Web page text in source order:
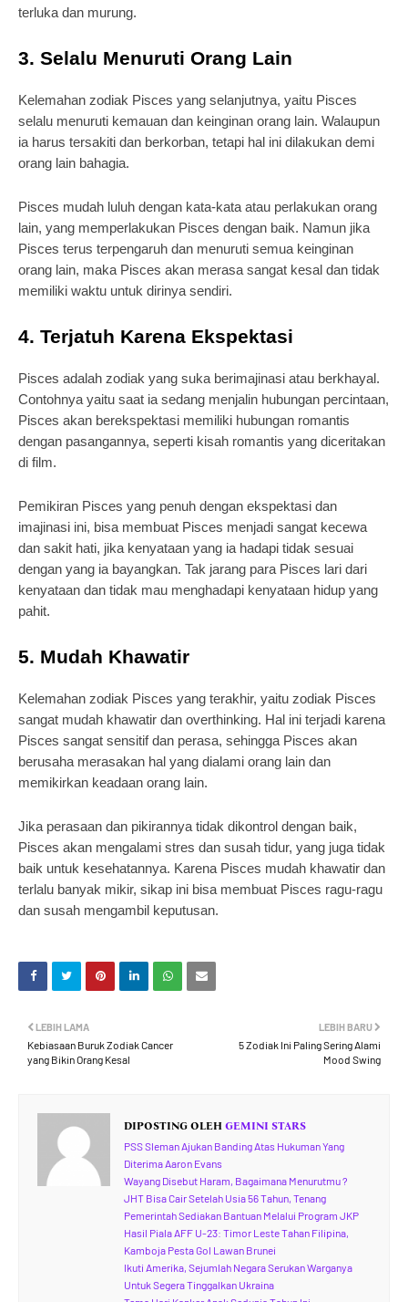
terluka dan murung.
3. Selalu Menuruti Orang Lain
Kelemahan zodiak Pisces yang selanjutnya, yaitu Pisces
selalu menuruti kemauan dan keinginan orang lain. Walaupun
ia harus tersakiti dan berkorban, tetapi hal ini dilakukan demi
orang lain bahagia.
Pisces mudah luluh dengan kata-kata atau perlakukan orang
lain, yang memperlakukan Pisces dengan baik. Namun jika
Pisces terus terpengaruh dan menuruti semua keinginan
orang lain, maka Pisces akan merasa sangat kesal dan tidak
memiliki waktu untuk dirinya sendiri.
4. Terjatuh Karena Ekspektasi
Pisces adalah zodiak yang suka berimajinasi atau berkhayal.
Contohnya yaitu saat ia sedang menjalin hubungan percintaan,
Pisces akan berekspektasi memiliki hubungan romantis
dengan pasangannya, seperti kisah romantis yang diceritakan
di film.
Pemikiran Pisces yang penuh dengan ekspektasi dan
imajinasi ini, bisa membuat Pisces menjadi sangat kecewa
dan sakit hati, jika kenyataan yang ia hadapi tidak sesuai
dengan yang ia bayangkan. Tak jarang para Pisces lari dari
kenyataan dan tidak mau menghadapi kenyataan hidup yang
pahit.
5. Mudah Khawatir
Kelemahan zodiak Pisces yang terakhir, yaitu zodiak Pisces
sangat mudah khawatir dan overthinking. Hal ini terjadi karena
Pisces sangat sensitif dan perasa, sehingga Pisces akan
berusaha merasakan hal yang dialami orang lain dan
memikirkan keadaan orang lain.
Jika perasaan dan pikirannya tidak dikontrol dengan baik,
Pisces akan mengalami stres dan susah tidur, yang juga tidak
baik untuk kesehatannya. Karena Pisces mudah khawatir dan
terlalu banyak mikir, sikap ini bisa membuat Pisces ragu-ragu
dan susah mengambil keputusan.
LEBIH BARU
5 Zodiak Ini Paling Sering Alami
Mood Swing
LEBIH LAMA
Kebiasaan Buruk Zodiak Cancer
yang Bikin Orang Kesal
DIPOSTING OLEH GEMINI STARS
PSS Sleman Ajukan Banding Atas Hukuman Yang
Diterima Aaron Evans
Wayang Disebut Haram, Bagaimana Menurutmu ?
JHT Bisa Cair Setelah Usia 56 Tahun, Tenang
Pemerintah Sediakan Bantuan Melalui Program JKP
Hasil Piala AFF U-23: Timor Leste Tahan Filipina,
Kamboja Pesta Gol Lawan Brunei
Ikuti Amerika, Sejumlah Negara Serukan Warganya
Untuk Segera Tinggalkan Ukraina